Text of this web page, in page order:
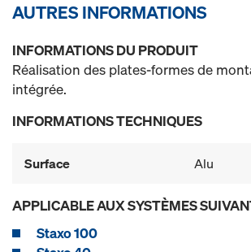
AUTRES INFORMATIONS
INFORMATIONS DU PRODUIT
Réalisation des plates-formes de
intégrée.
INFORMATIONS TECHNIQUES
Surface Alu
APPLICABLE AUX SYSTÈMES
Staxo 100